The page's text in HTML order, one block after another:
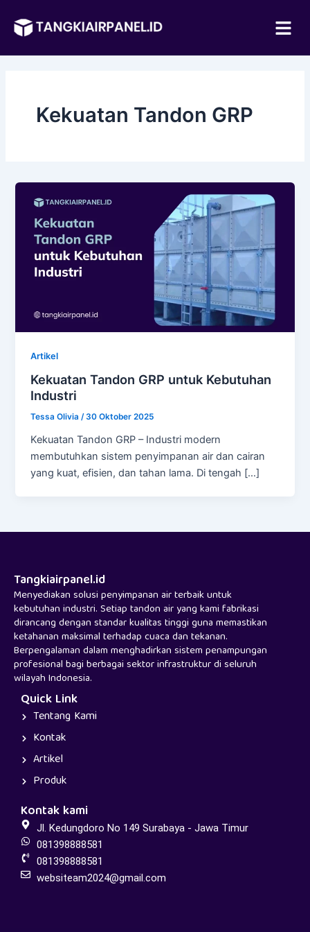
konten
Kekuatan Tandon GRP
Artikel
Kekuatan Tandon GRP untuk Kebutuhan
Industri
Tessa Olivia/30 Oktober 2025
Kekuatan Tandon GRP – Industri modern
membutuhkan sistem penyimpanan air dan cairan
yang kuat, efisien, dan tahan lama. Di tengah […]
Tangkiairpanel.id
Menyediakan solusi penyimpanan air terbaik untuk
kebutuhan industri. Setiap tandon air yang kami fabrikasi
dirancang dengan standar kualitas tinggi guna memastikan
ketahanan maksimal terhadap cuaca dan tekanan.
Berpengalaman dalam menghadirkan sistem penampungan
profesional bagi berbagai sektor infrastruktur di seluruh
wilayah Indonesia.
Quick Link
Tentang Kami
Kontak
Artikel
Produk
Kontak kami
Jl. Kedungdoro No 149 Surabaya - Jawa Timur
081398888581
081398888581
websiteam2024@gmail.com